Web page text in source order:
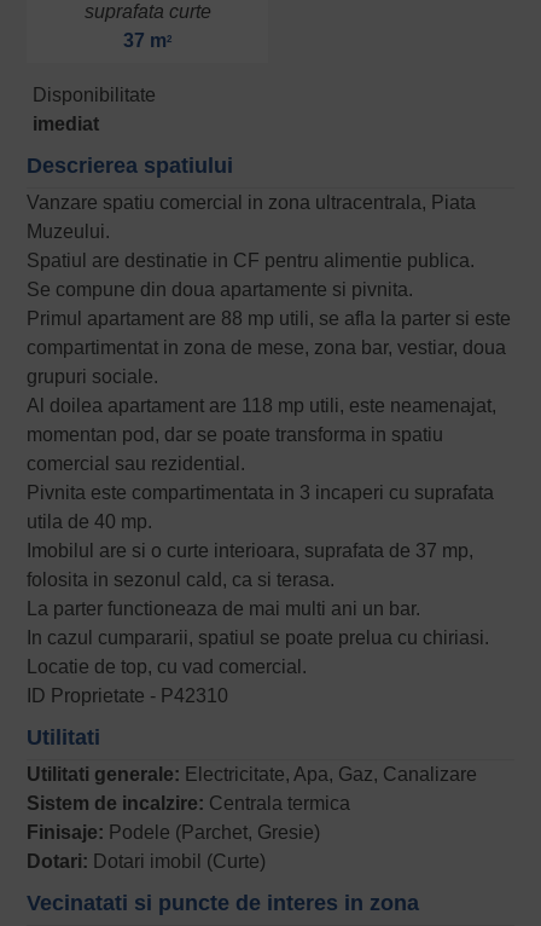
suprafata curte
37 m2
Disponibilitate
imediat
Descrierea spatiului
Vanzare spatiu comercial in zona ultracentrala, Piata
Muzeului.
Spatiul are destinatie in CF pentru alimentie publica.
Se compune din doua apartamente si pivnita.
Primul apartament are 88 mp utili, se afla la parter si este
compartimentat in zona de mese, zona bar, vestiar, doua
grupuri sociale.
Al doilea apartament are 118 mp utili, este neamenajat,
momentan pod, dar se poate transforma in spatiu
comercial sau rezidential.
Pivnita este compartimentata in 3 incaperi cu suprafata
utila de 40 mp.
Imobilul are si o curte interioara, suprafata de 37 mp,
folosita in sezonul cald, ca si terasa.
La parter functioneaza de mai multi ani un bar.
In cazul cumpararii, spatiul se poate prelua cu chiriasi.
Locatie de top, cu vad comercial.
ID Proprietate - P42310
Utilitati
Utilitati generale: Electricitate, Apa, Gaz, Canalizare
Sistem de incalzire: Centrala termica
Finisaje: Podele (Parchet, Gresie)
Dotari: Dotari imobil (Curte)
Vecinatati si puncte de interes in zona